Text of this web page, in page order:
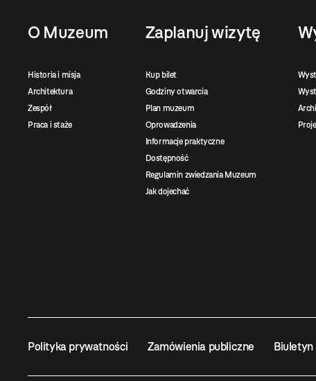
O Muzeum
Historia i misja
Architektura
Zespół
Praca i staże
Zaplanuj wizytę
Kup bilet
Godziny otwarcia
Plan muzeum
Oprowadzenia
Informacje praktyczne
Dostępność
Regulamin zwiedzania Muzeum
Jak dojechać
Polityka prywatności Zamówienia publiczne